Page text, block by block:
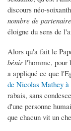
discours néo-
nombre de
éloigne du sens de
Alors qu'a fait le
bénir l'homme, pour
a appliqué ce que
de Nicolas Mathey à
rabais, sans
d'une personne
que chacun vit un